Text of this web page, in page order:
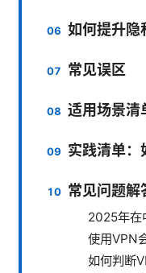
如何提升隐
常见误区
适用场景清
实践清单：
常见问题解
2025年在
使用VPN
如何判断